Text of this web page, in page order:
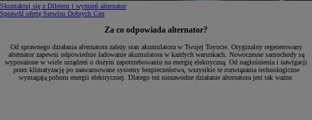
Skontaktuj się z Dilerem i wymień alternator
Sprawdź ofertę Serwisu Dobrych Cen
Za co odpowiada alternator?
Od sprawnego działania alternatora zależy stan akumulatora w Twojej Toyocie. Oryginalny regenerowany
alternator zapewni odpowiednie ładowanie akumulatora w każdych warunkach. Nowoczesne samochody są
wyposażone w wiele urządzeń o dużym zapotrzebowaniu na energię elektryczną. Od nagłośnienia i nawigacji
przez klimatyzację po zaawansowane systemy bezpieczeństwa, wszystkie te rozwiązania technologiczne
wymagają poboru energii elektrycznej. Dlatego też niezawodne działanie alternatora jest tak ważne.